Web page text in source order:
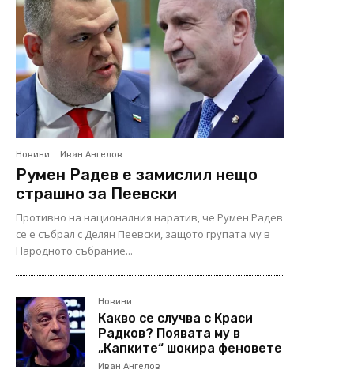
Новини Иван Ангелов
Румен Радев е замислил нещо
страшно за Пеевски
Противно на националния наратив, че Румен Радев
се е събрал с Делян Пеевски, защото групата му в
Народното събрание...
Новини
Какво се случва с Краси
Радков? Появата му в
„Капките“ шокира феновете
Иван Ангелов